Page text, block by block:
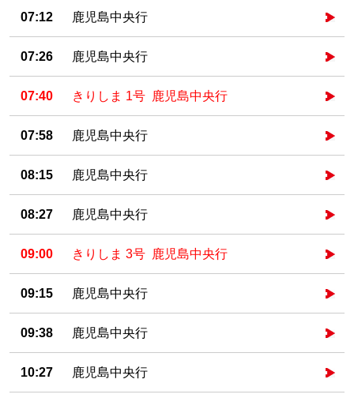
07:12 鹿児島中央行
07:26 鹿児島中央行
07:40 きりしま 1号 鹿児島中央行
07:58 鹿児島中央行
08:15 鹿児島中央行
08:27 鹿児島中央行
09:00 きりしま 3号 鹿児島中央行
09:15 鹿児島中央行
09:38 鹿児島中央行
10:27 鹿児島中央行